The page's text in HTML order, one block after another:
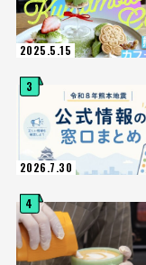
2025.5.15
3
2026.7.30
4